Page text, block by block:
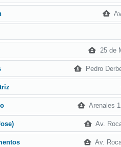
25 de
Pedro
Arenales
Av.
Av.